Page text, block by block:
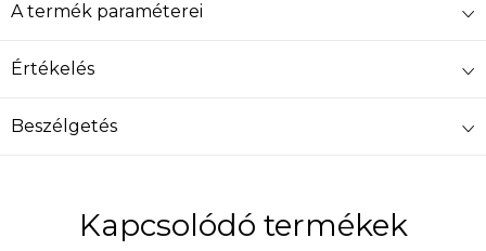
A termék paraméterei
Értékelés
Beszélgetés
Kapcsolódó termékek